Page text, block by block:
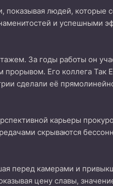
людей, которые
и успешными
За годы работы он
прорывом. Его коллега
сделали её
карьеры
скрываются
перед камерами и
цену славы,